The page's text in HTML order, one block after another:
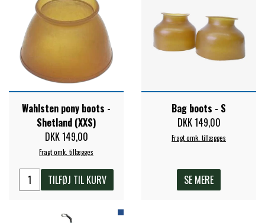
TIMER GPS
WAHLSTEN
WALSH
Wahlsten pony boots -
Shetland (XXS)
DKK 149,00
Fragt omk. tillægges
TILFØJ TIL KURV
Bag boots - S
DKK 149,00
Fragt omk. tillægges
SE MERE